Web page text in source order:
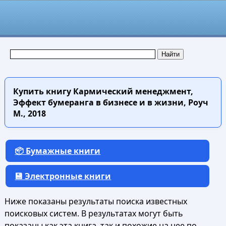
Купить книгуКармический менеджмент,
Эффект бумеранга в бизнесе и в жизни, Роуч
М., 2018
📦 Бумажные книги
💾 Электронные книги
Ниже показаны результаты поиска известных
поисковых систем. В результатах могут быть